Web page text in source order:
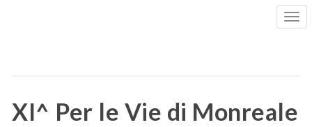
XI^ Per le Vie di Monreale